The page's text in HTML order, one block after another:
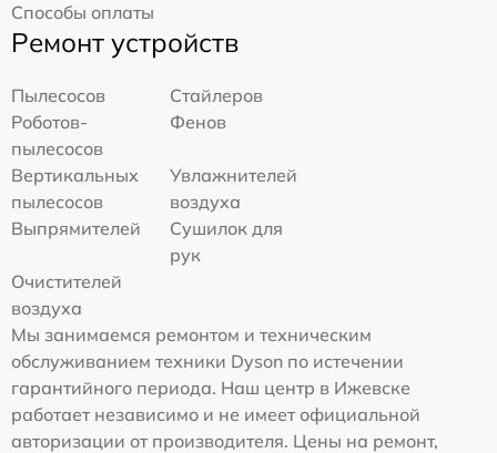
Способы оплаты
Ремонт устройств
Пылесосов
Стайлеров
Роботов-
пылесосов
Фенов
Вертикальных
пылесосов
Увлажнителей
воздуха
Выпрямителей
Сушилок для
рук
Очистителей
воздуха
Мы занимаемся ремонтом и техническим
обслуживанием техники Dyson по истечении
гарантийного периода. Наш центр в Ижевске
работает независимо и не имеет официальной
авторизации от производителя. Цены на ремонт,